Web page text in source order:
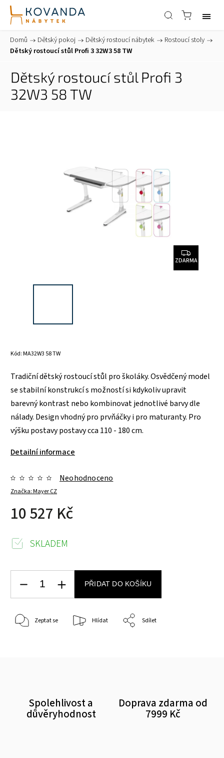
Domů / Dětský pokoj / Dětský rostoucí nábytek / Rostoucí stoly /
Dětský rostoucí stůl Profi 3 32W3 58 TW
Dětský rostoucí stůl Profi 3
32W3 58 TW
ZDARMA
Kód:MA32W3 58 TW
Tradiční dětský rostoucí stůl pro školáky. Osvědčený model
se stabilní konstrukcí s možností si kdykoliv upravit
barevný kontrast nebo kombinovat jednotlivé barvy dle
nálady. Design vhodný pro prvňáčky i pro maturanty. Pro
výšku postavy postavy cca 110 - 180 cm.
Detailní informace
Značka:Mayer CZ
Neohodnoceno
10 527 Kč
SKLADEM
PŘIDAT DO KOŠÍKU
Zeptat se Hlídat Sdílet
Spolehlivost a
důvěryhodnost
Doprava zdarma od
7999 Kč